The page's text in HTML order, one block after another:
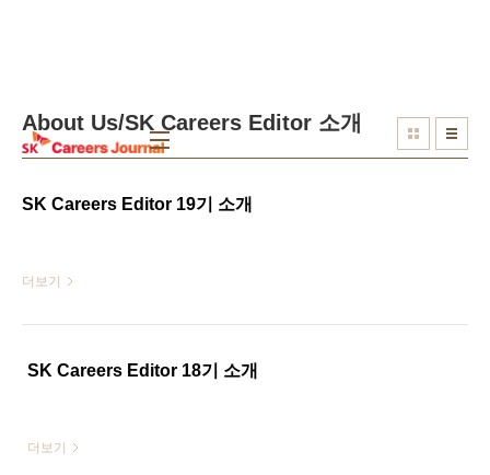
About Us/SK Careers Editor 소개
SK Careers Editor 19기 소개
더보기
SK Careers Editor 18기 소개
더보기